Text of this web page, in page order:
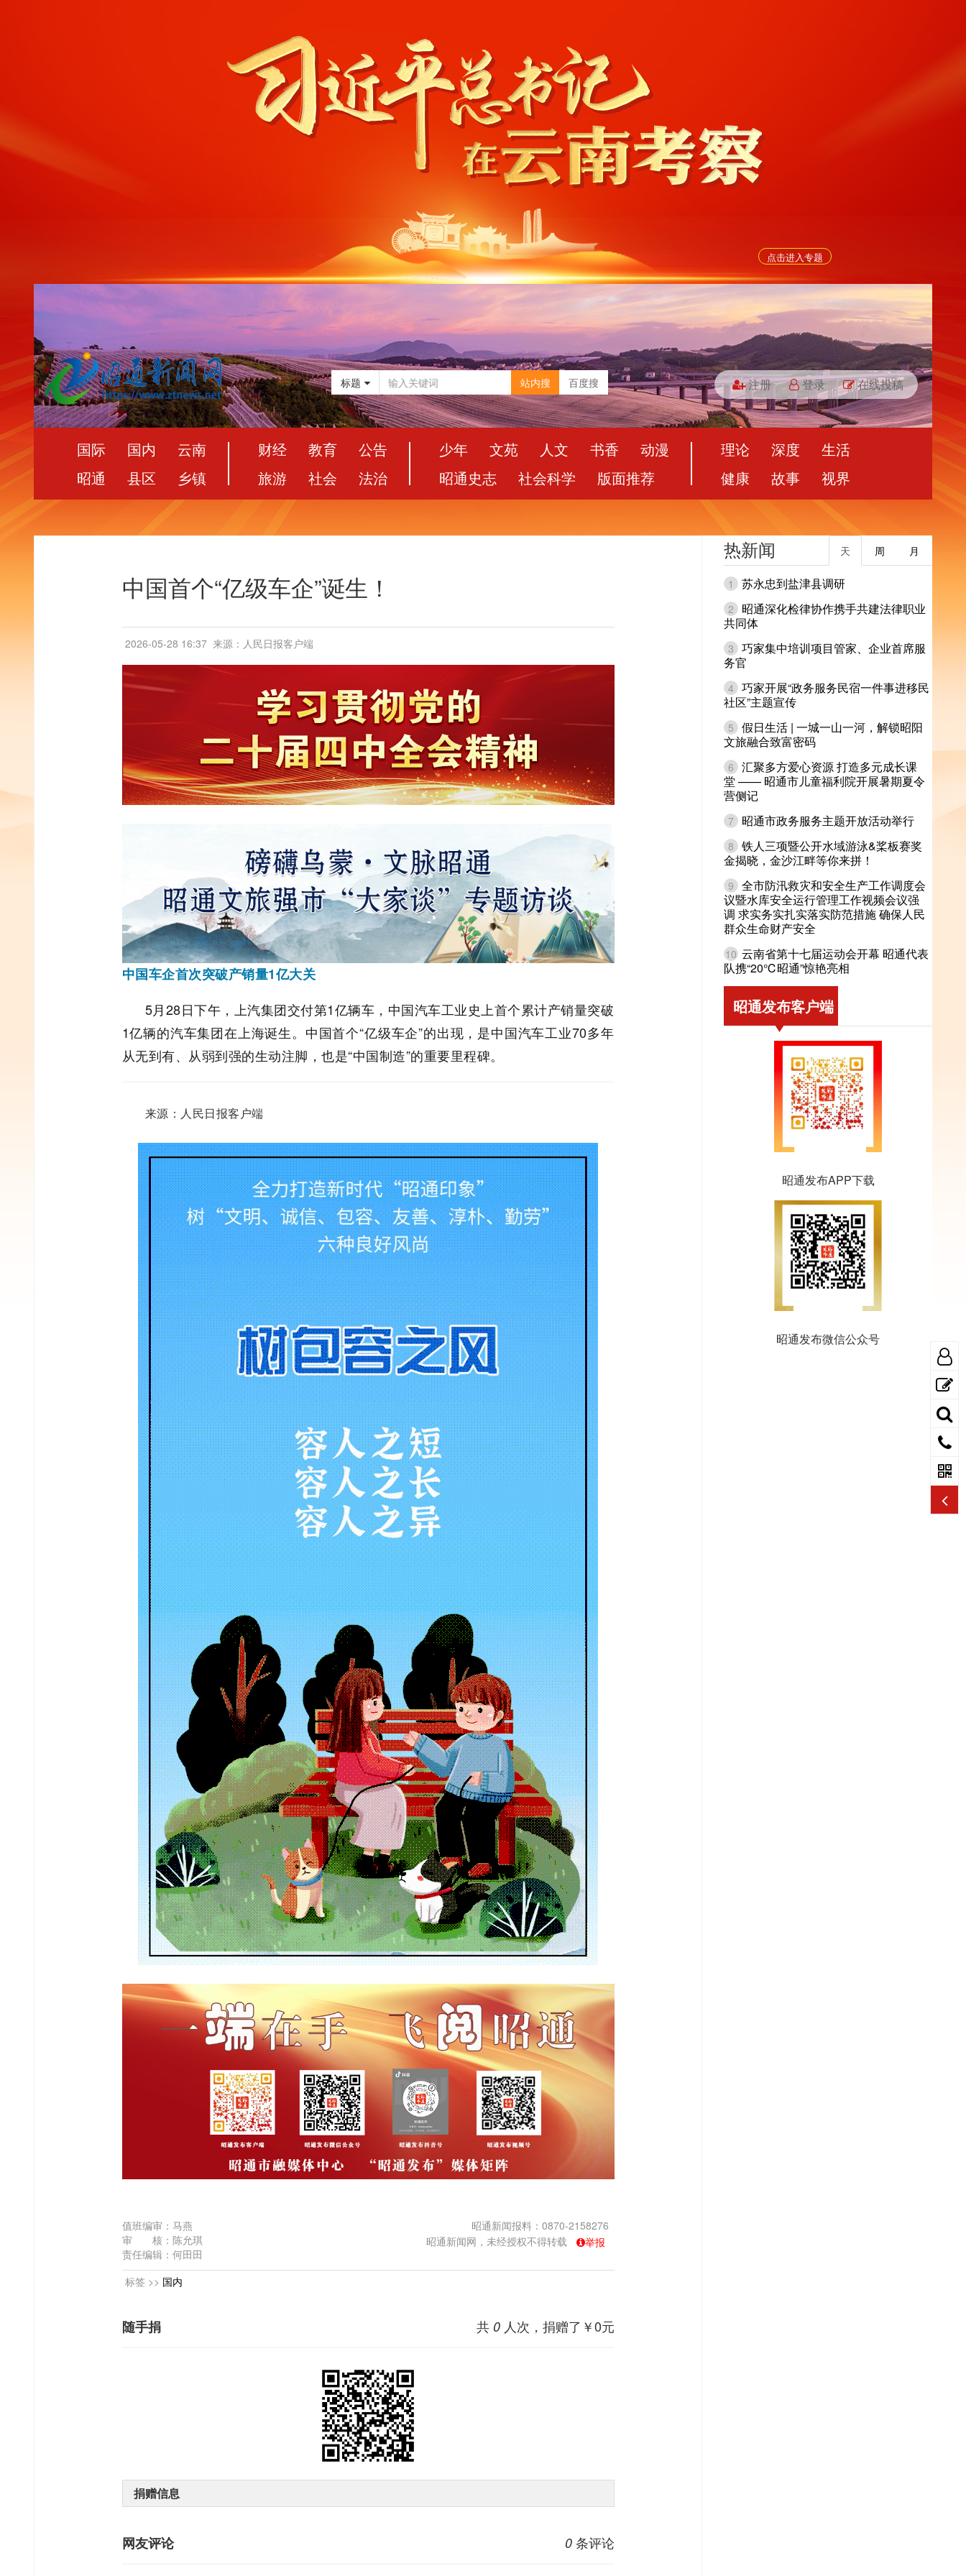
点击进入专题
标题 站内搜 百度搜 注册 登录 在线投稿
国际 国内
云南
昭通
县区 乡镇
财经 教育
公告
旅游
社会 法治
少年 文苑 人文 书香
动漫
昭通史志
社会科学 版面推荐
理论 深度
生活
健康
故事 视界
中国首个“亿级车企”诞生！
2026-05-28 16:37 来源：人民日报客户端
中国车企首次突破产销量1亿大关
5月28日下午，上汽集团交付第1亿辆车，中国汽车工业史上首个累计产销量突破
1亿辆的汽车集团在上海诞生。中国首个“亿级车企”的出现，是中国汽车工业70多年
从无到有、从弱到强的生动注脚，也是“中国制造”的重要里程碑。
来源：人民日报客户端
昭通新闻报料：0870-2158276
昭通新闻网，未经授权不得转载
举报
值班编审：马燕
审 核：陈允琪
责任编辑：何田田
标签 >> 国内
共 0人次，捐赠了￥0元
随手捐
捐赠信息
0条评论
网友评论
热新闻 月
周
天
1 苏永忠到盐津县调研
2
昭通深化检律协作携手共建法律职业
共同体
3 巧家集中培训项目管家、企业首席服
务官
4 巧家开展“政务服务民宿一件事进移民
社区”主题宣传
5 假日生活 | 一城一山一河，解锁昭阳
文旅融合致富密码
6 汇聚多方爱心资源 打造多元成长课
堂 —— 昭通市儿童福利院开展暑期夏令
营侧记
7 昭通市政务服务主题开放活动举行
8 铁人三项暨公开水域游泳&桨板赛奖
金揭晓，金沙江畔等你来拼！
9 全市防汛救灾和安全生产工作调度会
议暨水库安全运行管理工作视频会议强
调 求实务实扎实落实防范措施 确保人民
群众生命财产安全
10 云南省第十七届运动会开幕 昭通代表
队携“20℃昭通”惊艳亮相
昭通发布客户端
昭通发布APP下载
昭通发布微信公众号